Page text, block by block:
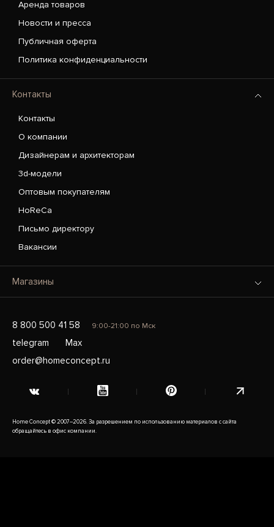
Аренда товаров
Новости и пресса
Публичная оферта
Политика конфиденциальности
Контакты
Контакты
О компании
Дизайнерам и архитекторам
3d-модели
Оптовым покупателям
HoReCa
Письмо директору
Вакансии
Магазины
8 800 500 41 58 9:00-21:00 по Мск
telegram
Max
order@homeconcept.ru
Home Concept © 2007–2026. За разрешением по использованию материалов с сайта
обращайтесь в офис компании.